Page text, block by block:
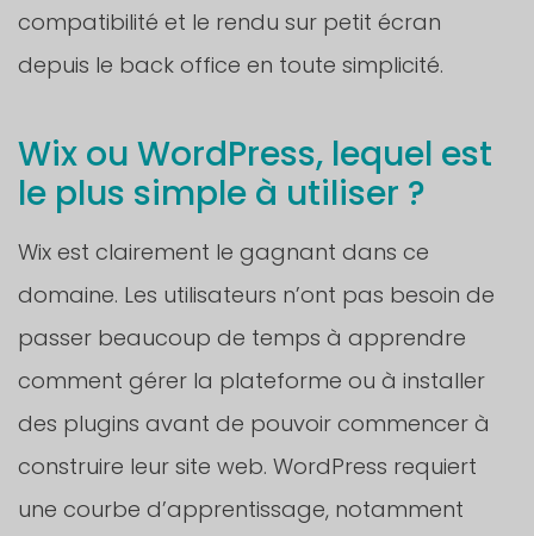
compatibilité et le rendu sur petit écran
depuis le back office en toute simplicité.
Wix ou WordPress, lequel est
le plus simple à utiliser ?
Wix est clairement le gagnant dans ce
domaine. Les utilisateurs n’ont pas besoin de
passer beaucoup de temps à apprendre
comment gérer la plateforme ou à installer
des plugins avant de pouvoir commencer à
construire leur site web. WordPress requiert
une courbe d’apprentissage, notamment